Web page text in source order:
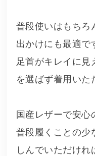
普段使いはもちろ
出かけにも最適で
足首がキレイに見
を選ばず着用いた
国産レザーで安心
普段履くことの少
しんでいただけれ